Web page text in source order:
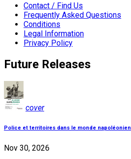
Contact / Find Us
Frequently Asked Questions
Conditions
Legal Information
Privacy Policy
Future Releases
cover
Police et territoires dans le monde napoléonien
Nov 30, 2026